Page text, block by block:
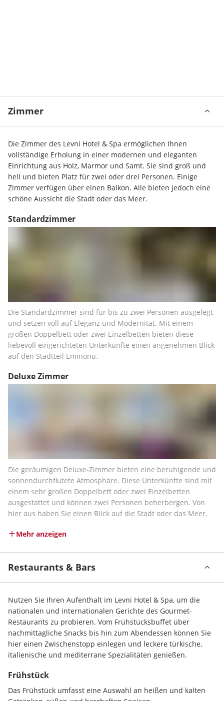
Zimmer
Die Zimmer des Levni Hotel & Spa ermöglichen Ihnen
vollständige Erholung in einer modernen und eleganten
Einrichtung aus Holz, Marmor und Samt. Sie sind groß und
hell und bieten Platz für zwei oder drei Personen. Einige
Zimmer verfügen über einen Balkon. Alle bieten jedoch eine
schöne Aussicht die Stadt oder das Meer.
Standardzimmer
Die Standardzimmer sind für bis zu zwei Personen ausgelegt
und setzen voll auf Eleganz und Modernität. Mit einem
großen Doppelbett oder zwei Einzelbetten bieten diese
liebevoll eingerichteten Unterkünfte einen angenehmen Blick
auf den Stadtteil Eminönü.
Deluxe Zimmer
Die geräumigen Deluxe-Zimmer bieten eine beruhigende und
sonnendurchflutete Atmosphäre. Diese Unterkünfte sind mit
einem sehr großen Doppelbett oder zwei Einzelbetten
ausgestattet und können zwei Personen beherbergen. Von
hier aus haben Sie einen Blick auf die Stadt oder das Meer.
Mehr anzeigen
Restaurants & Bars
Nutzen Sie Ihren Aufenthalt im Levni Hotel & Spa, um die
nationalen und internationalen Gerichte des Gourmet-
Restaurants zu probieren. Vom Frühstücksbuffet über
nachmittagliche Snacks bis hin zum Abendessen können Sie
hier einen Zwischenstopp einlegen und leckere türkische,
italienische und mediterrane Spezialitäten genießen.
Frühstück
Das Frühstück umfasst eine Auswahl an heißen und kalten